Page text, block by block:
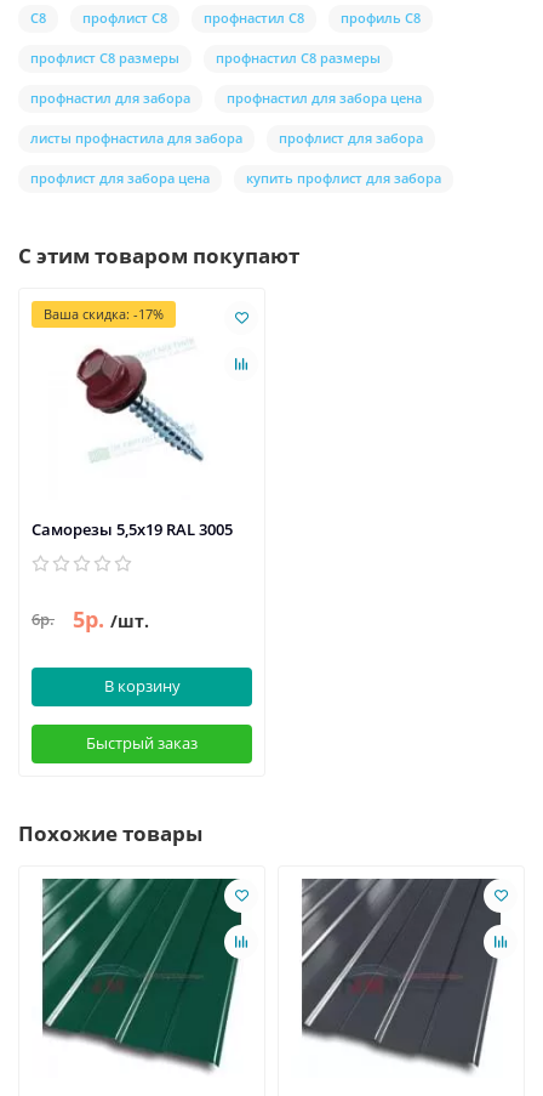
С8 профлист С8 профнастил С8 профиль С8
профлист С8 размеры профнастил С8 размеры
профнастил для забора профнастил для забора цена
листы профнастила для забора профлист для забора
профлист для забора цена купить профлист для забора
С этим товаром покупают
Ваша скидка: -17%
Саморезы 5,5х19 RAL 3005
6р. 5р. /шт.
В корзину
Быстрый заказ
Похожие товары